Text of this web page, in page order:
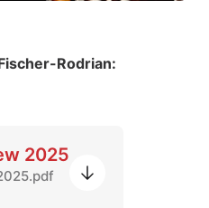
Rodrian:
2025